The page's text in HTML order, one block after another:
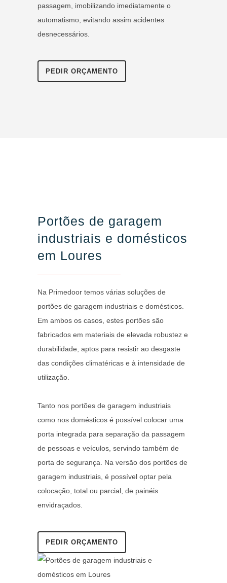
passagem, imobilizando imediatamente o
automatismo, evitando assim acidentes
desnecessários.
PEDIR ORÇAMENTO
Portões de garagem
industriais e domésticos
em Loures
Na Primedoor temos várias soluções de
portões de garagem industriais e domésticos.
Em ambos os casos, estes portões são
fabricados em materiais de elevada robustez e
durabilidade, aptos para resistir ao desgaste
das condições climatéricas e à intensidade de
utilização.
Tanto nos portões de garagem industriais
como nos domésticos é possível colocar uma
porta integrada para separação da passagem
de pessoas e veículos, servindo também de
porta de segurança. Na versão dos portões de
garagem industriais, é possível optar pela
colocação, total ou parcial, de painéis
envidraçados.
PEDIR ORÇAMENTO